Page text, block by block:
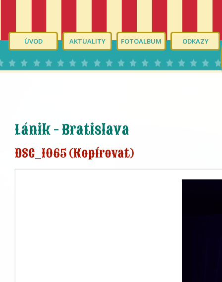
ÚVOD AKTUALITY FOTOALBUM ODKAZY
Lánik - Bratislava
DSC_1065 (Kopírovat)